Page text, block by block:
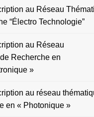
au Réseau
“Électro Technologie”
au Réseau
Recherche en
»
au réseau
en « Photonique »